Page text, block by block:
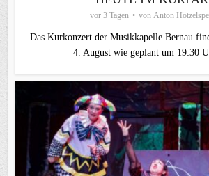
vor 3 Tagen von Anton
Das Kurkonzert der Musikkapelle Bernau
4. August wie geplant um 19:30